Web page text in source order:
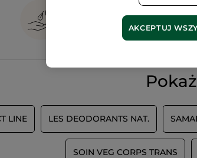
ekstrakty
LINE LES DEODORANTS NAT.
SOIN VEG CORPS TRANS
AKCEPTUJ